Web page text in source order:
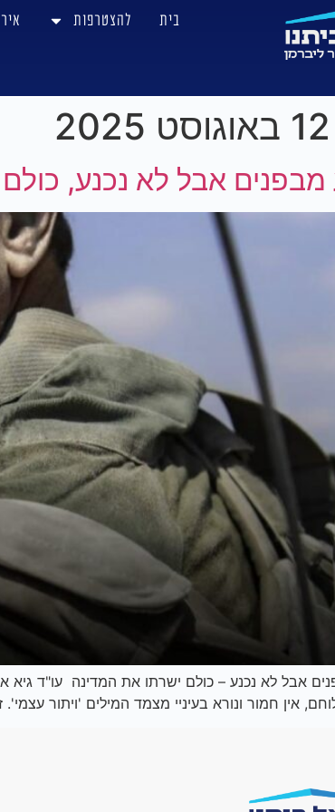
בית להצטרפות
12 באוגוסט 2025
מבפנים אבל לא נכנע,
אבל לא נכנע – כולם ישרתו את המדינה עו"ד גיא
אין חמור ונורא בעיניי מצמד המילים 'ויתור